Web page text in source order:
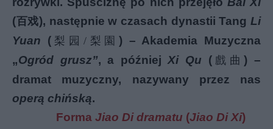
( 百戏), następnie w czasach dynastii TangLi
Yuan (梨园/梨園 ) – Akademia Muzyczna
„Ogród grusz”, a późniejXi Qu (戲曲 ) –
dramat muzyczny, nazywany przez nas
operą chińską.
FormaJiao Di dramatu (Jiao Di Xi)